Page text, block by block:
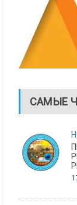
САМЫЕ